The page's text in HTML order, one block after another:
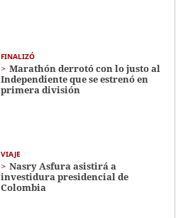
FINALIZÓ
Marathón derrotó con lo justo al
Independiente que se estrenó en
primera división
VIAJE
Nasry Asfura asistirá a
investidura presidencial de
Colombia